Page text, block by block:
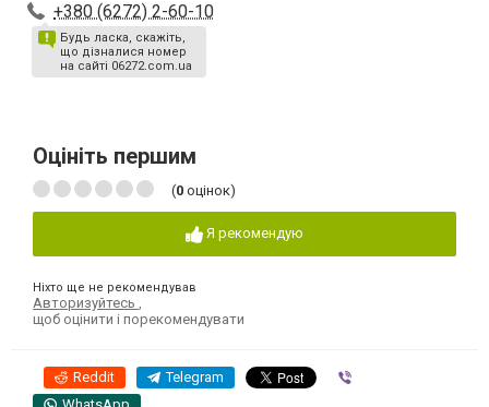
+380 (6272) 2-60-10
Будь ласка, скажіть,
що дізналися номер
на сайті 06272.com.ua
Оцініть першим
(0 оцінок)
Я рекомендую
Ніхто ще не рекомендував
Авторизуйтесь
щоб оцінити і порекомендувати
Reddit Telegram